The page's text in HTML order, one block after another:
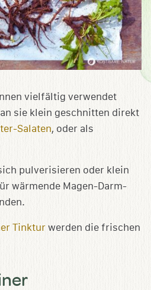
vielfältig verwendet
sie klein geschnitten direkt
Salaten, oder als
pulverisieren oder klein
wärmende Magen-Darm-
Tinktur werden die frischen